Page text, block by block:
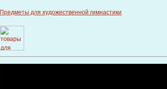
Предметы для художественной гимнастики